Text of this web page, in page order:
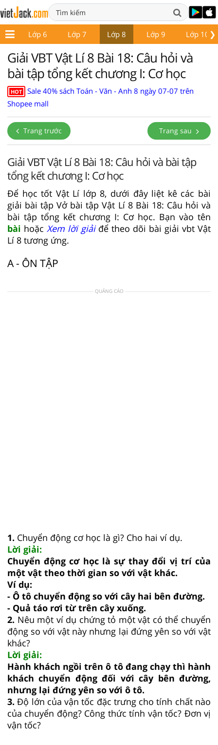
❯
5 Lớp 6 Lớp 7 Lớp 8 Lớp 9 Lớp 10
Giải VBT Vật Lí 8 Bài 18: Câu hỏi và
bài tập tổng kết chương I: Cơ học
HOT
Sale 40% sách Toán - Văn - Anh 8 ngày 07-07 trên
Shopee mall
Trang trước Trang sau
Giải VBT Vật Lí 8 Bài 18: Câu hỏi và bài tập
tổng kết chương I: Cơ học
Để học tốt Vật Lí lớp 8, dưới đây liệt kê các bài
giải bài tập Vở bài tập Vật Lí 8 Bài 18: Câu hỏi và
bài tập tổng kết chương I: Cơ học. Bạn vào tên
bài hoặc Xem lời giảiđể theo dõi bài giải vbt Vật
Lí 8 tương ứng.
A - ÔN TẬP
QUẢNG CÁO
1. Chuyển động cơ học là gì? Cho hai ví dụ.
Lời giải:
Chuyển động cơ học là sự thay đổi vị trí của
một vật theo thời gian so với vật khác.
Ví dụ:
- Ô tô chuyển động so với cây hai bên đường.
- Quả táo rơi từ trên cây xuống.
2. Nêu một ví dụ chứng tỏ một vật có thể chuyển
động so với vật này nhưng lại đứng yên so với vật
khác?
Lời giải:
Hành khách ngồi trên ô tô đang chạy thì hành
khách chuyển động đối với cây bên đường,
nhưng lại đứng yên so với ô tô.
3. Độ lớn của vận tốc đặc trưng cho tính chất nào
của chuyển động? Công thức tính vận tốc? Đơn vị
vận tốc?